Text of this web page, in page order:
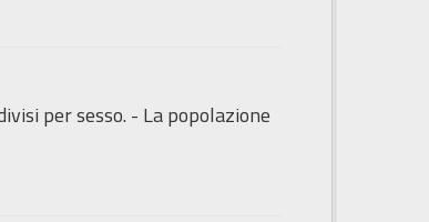
per sesso. - La popolazione